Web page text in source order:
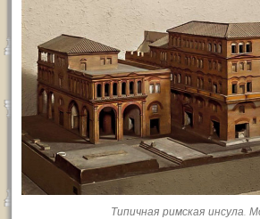
Типичная римская инсула.